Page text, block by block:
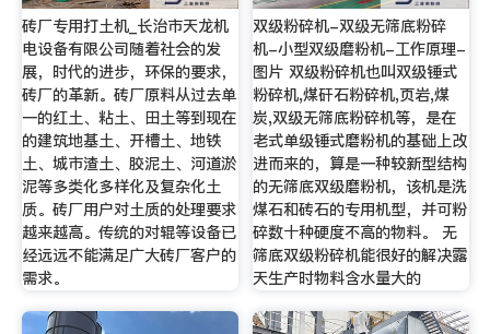
砖厂专用打土机_长治市天龙机
电设备有限公司随着社会的发
展，时代的进步，环保的要求，
砖厂的革新。砖厂原料从过去单
一的红土、粘土、田土等到现在
的建筑地基土、开槽土、地铁
土、城市渣土、胶泥土、河道淤
泥等多类化多样化及复杂化土
质。砖厂用户对土质的处理要求
越来越高。传统的对辊等设备已
经远远不能满足广大砖厂客户的
需求。
双级粉碎机-双级无筛底粉碎
机-小型双级磨粉机-工作原理-
图片 双级粉碎机也叫双级锤式
粉碎机,煤矸石粉碎机,页岩,煤
炭,双级无筛底粉碎机等，是在
老式单级锤式磨粉机的基础上改
进而来的，算是一种较新型结构
的无筛底双级磨粉机，该机是洗
煤石和砖石的专用机型，并可粉
碎数十种硬度不高的物料。 无
筛底双级粉碎机能很好的解决露
天生产时物料含水量大的